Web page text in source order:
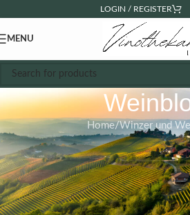
LOGIN / REGISTER
MENU
Home Winzer und